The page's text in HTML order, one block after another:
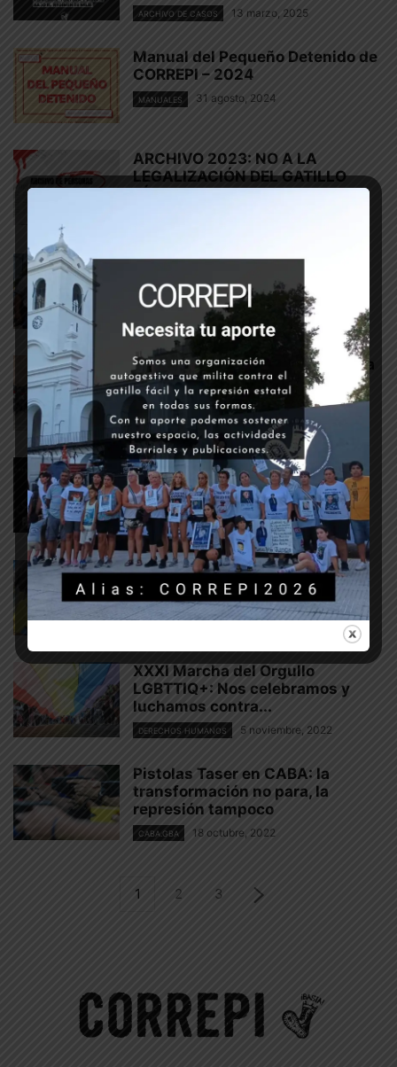
ARCHIVO DE CASOS 13 marzo, 2025
Manual del Pequeño Detenido de
CORREPI – 2024
MANUALES 31 agosto, 2024
ARCHIVO 2023: NO A LA
LEGALIZACIÓN DEL GATILLO
Vuelve la doctrina Chocobar
¿QUÉ PENSAMOS? 7 febrero, 2024
El modelo de Morales: de Jujuy a
todo el país
PROTESTA SOCIAL 20 junio, 2023
ARCHIVO 2022: A 40 años de
democracia, es urgente una
agenda...
ARCHIVO DE CASOS 17 marzo, 2023
Empezó la campaña: Taser, más
policías, y peores cárceles
¿QUÉ PENSAMOS? 16 febrero, 2023
XXXI Marcha del Orgullo
LGBTTIQ+: Nos celebramos y
luchamos contra...
DERECHOS HUMANOS 5 noviembre, 2022
Pistolas Taser en CABA: la
transformación no para, la
represión tampoco
CABA.GBA 18 octubre, 2022
1 2 3